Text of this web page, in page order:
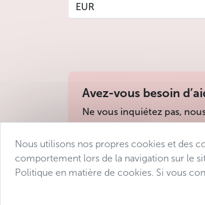
EUR
Avez-vous besoin
Ne vous inquiétez pas,
Conditions de vente
Nous utilisons nos propres cookies et des
comportement lors de la navigation sur le
Politique en matière de cookies. Si vous